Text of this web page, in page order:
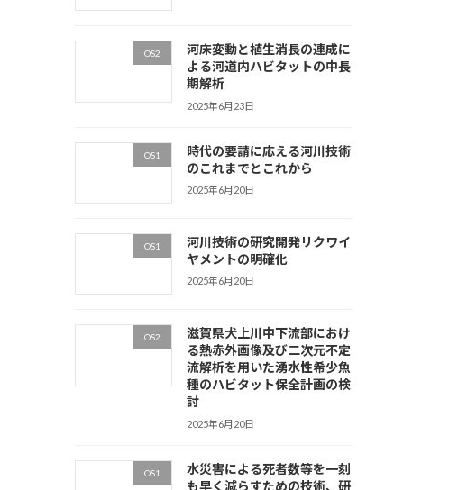
OS2
河床変動と植生消長の連成に
よる河道内ハビタットの中長
期解析
2025年6月23日
OS1
時代の要請に応える河川技術
のこれまでとこれから
2025年6月20日
OS1
河川技術の研究開発リクワイ
ヤメントの明確化
2025年6月20日
OS2
滋賀県犬上川中下流部におけ
る熱赤外画像及び二次元不定
流解析を用いた湧水性希少魚
種のハビタット保全計画の検
討
2025年6月20日
OS1
水災害による死者数等を一刻
も早く減らすための技術、研